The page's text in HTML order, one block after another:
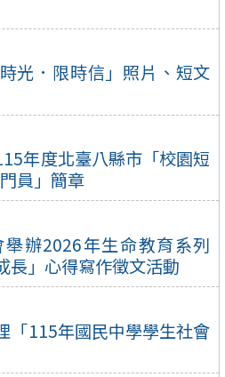
光．限時信」照片、短文
年度北臺八縣市「校園短
員」簡章
辦2026年生命教育系列
」心得寫作徵文活動
「115年國民中學學生社會